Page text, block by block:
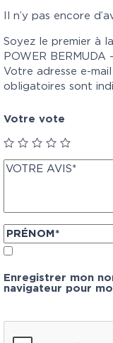
Il n’y pas encore
Soyez le premier à
POWER BERMUDA
Votre adresse e-
obligatoires sont
Votre vote
Enregistrer mon
navigateur pour